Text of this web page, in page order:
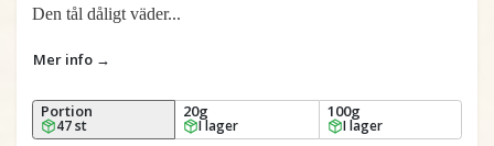
Den tål dåligt väder...
Mer info →
Portion
47 st
20g
I lager
100g
I lager